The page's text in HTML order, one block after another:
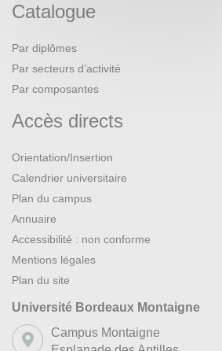
Catalogue
Par diplômes
Par secteurs d’activité
Par composantes
Accès directs
Orientation/Insertion
Calendrier universitaire
Plan du campus
Annuaire
Accessibilité : non conforme
Mentions légales
Plan du site
Université Bordeaux Montaigne
Campus Montaigne